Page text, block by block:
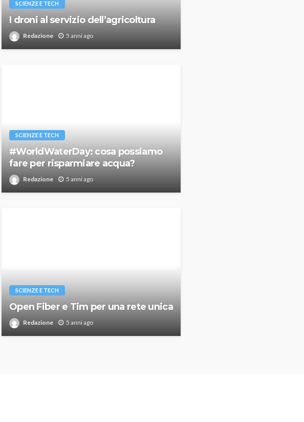
SCIENZE E TECH
I droni al servizio dell’agricoltura
Redazione 5 anni ago
SCIENZE E TECH
#WorldWaterDay: cosa possiamo
fare per risparmiare acqua?
Redazione 5 anni ago
SCIENZE E TECH
Open Fiber e Tim per una rete unica
Redazione 5 anni ago